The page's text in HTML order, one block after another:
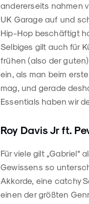
andererseits nahmen
UK Garage auf und
Hip-Hop beschäftigt
Selbiges gilt auch für
frühen (also der
ein, als man beim
mag, und gerade
Essentials haben wir
Roy Davis Jr ft.
Für viele gilt „Gabriel“
Gewissens so
Akkorde, eine catchy
einen der größten